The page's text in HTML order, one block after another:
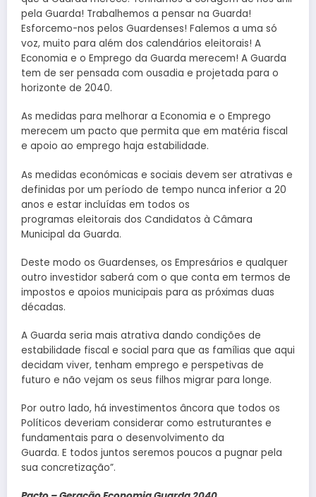
pela Guarda! Trabalhemos a pensar na Guarda!
Esforcemo-nos pelos Guardenses! Falemos a uma só
voz, muito para além dos calendários eleitorais! A
Economia e o Emprego da Guarda merecem! A Guarda
tem de ser pensada com ousadia e projetada para o
horizonte de 2040.
As medidas para melhorar a Economia e o Emprego
merecem um pacto que permita que em matéria fiscal
e apoio ao emprego haja estabilidade.
As medidas económicas e sociais devem ser atrativas e
definidas por um período de tempo nunca inferior a 20
anos e estar incluídas em todos os
programas eleitorais dos Candidatos à Câmara
Municipal da Guarda.
Deste modo os Guardenses, os Empresários e qualquer
outro investidor saberá com o que conta em termos de
impostos e apoios municipais para as próximas duas
décadas.
A Guarda seria mais atrativa dando condições de
estabilidade fiscal e social para que as famílias que aqui
decidam viver, tenham emprego e perspetivas de
futuro e não vejam os seus filhos migrar para longe.
Por outro lado, há investimentos âncora que todos os
Políticos deveriam considerar como estruturantes e
fundamentais para o desenvolvimento da
Guarda. E todos juntos seremos poucos a pugnar pela
sua concretização”.